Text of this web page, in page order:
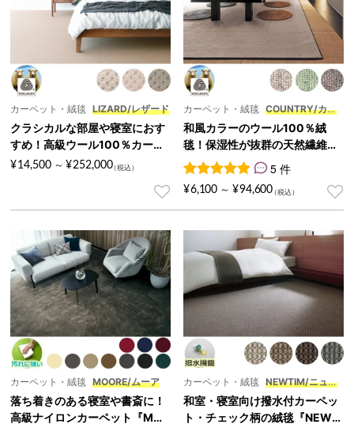
カーペット・絨毯 LIZARD/レザード
クラシカルな部屋や寝室におす
すめ！高級ウール100％カーペ
ット『LIZARD/レザード』
¥ 14,500 ～ ¥252,000
カーペット・絨毯 COUNTRY/カン
トリー
和風カラーのウール100％絨
毯！保湿性が抜群の天然繊維カ
ーペット『COUNTRY/カントリ
ー』
5
件の利用者評価に基づく5段
5 件
¥6,100 ～ ¥94,600
カーペット・絨毯 MOORE/ムーア
落ち着きのある寝室や書斎に！
高級ナイロンカーペット『MO
カーペット・絨毯 NEWTIM/ニュー
ティム
和室・寝室向け撥水付カーペッ
ト・チェック柄の絨毯『NEWTI